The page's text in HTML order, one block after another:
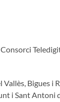
Bigues i
i Sant Antoni